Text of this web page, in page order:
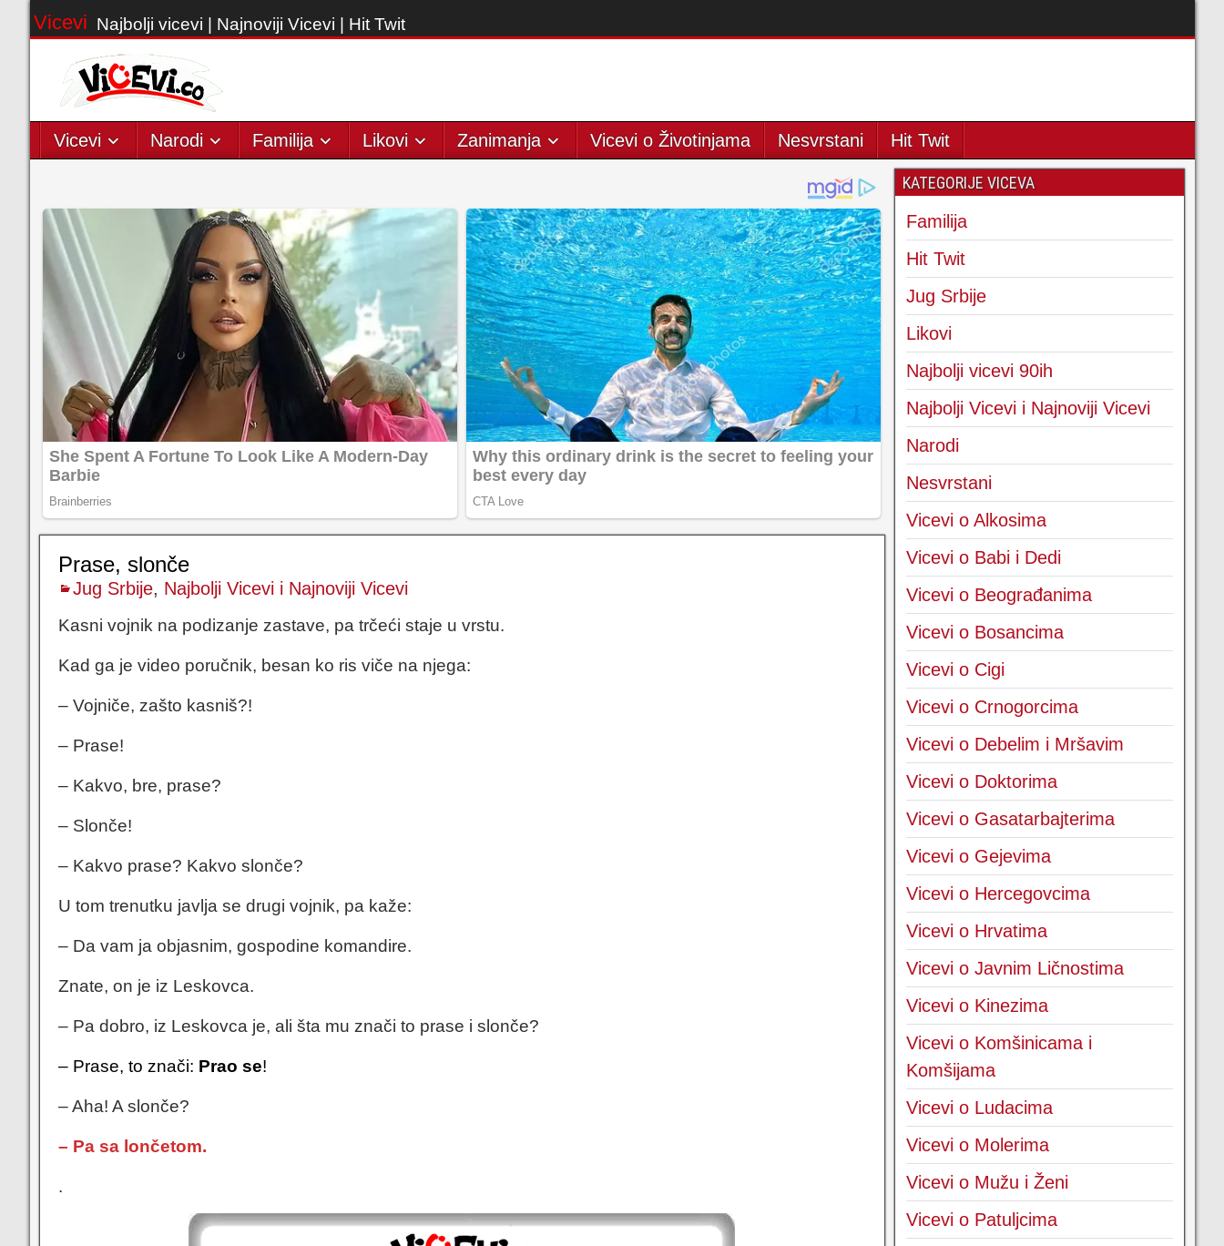
Vicevi Najbolji vicevi | Najnoviji Vicevi | Hit Twit
Vicevi Narodi Familija Likovi Zanimanja Vicevi o Životinjama Nesvrstani Hit Twit
Prase, slonče
Jug Srbije, Najbolji Vicevi i Najnoviji Vicevi
Kasni vojnik na podizanje zastave, pa trčeći staje u vrstu.
Kad ga je video poručnik, besan ko ris viče na njega:
– Vojniče, zašto kasniš?!
– Prase!
– Kakvo, bre, prase?
– Slonče!
– Kakvo prase? Kakvo slonče?
U tom trenutku javlja se drugi vojnik, pa kaže:
– Da vam ja objasnim, gospodine komandire.
Znate, on je iz Leskovca.
– Pa dobro, iz Leskovca je, ali šta mu znači to prase i slonče?
– Prase, to znači: Prao se!
– Aha! A slonče?
– Pa sa lončetom.
.
KATEGORIJE VICEVA
Familija
Hit Twit
Jug Srbije
Likovi
Najbolji vicevi 90ih
Najbolji Vicevi i Najnoviji Vicevi
Narodi
Nesvrstani
Vicevi o Alkosima
Vicevi o Babi i Dedi
Vicevi o Beograđanima
Vicevi o Bosancima
Vicevi o Cigi
Vicevi o Crnogorcima
Vicevi o Debelim i Mršavim
Vicevi o Doktorima
Vicevi o Gasatarbajterima
Vicevi o Gejevima
Vicevi o Hercegovcima
Vicevi o Hrvatima
Vicevi o Javnim Ličnostima
Vicevi o Kinezima
Vicevi o Komšinicama i
Komšijama
Vicevi o Ludacima
Vicevi o Molerima
Vicevi o Mužu i Ženi
Vicevi o Patuljcima